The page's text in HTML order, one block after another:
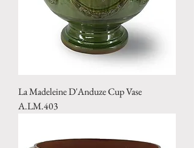
La Madeleine D'Anduze Cup Vase
A.LM.403